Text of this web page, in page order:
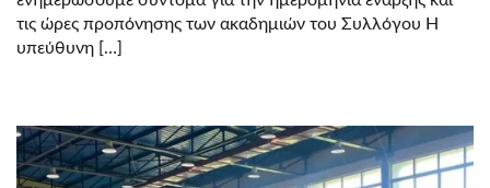
τις ώρες προπόνησης των ακαδημιών του Συλλόγου Η
υπεύθυνη […]